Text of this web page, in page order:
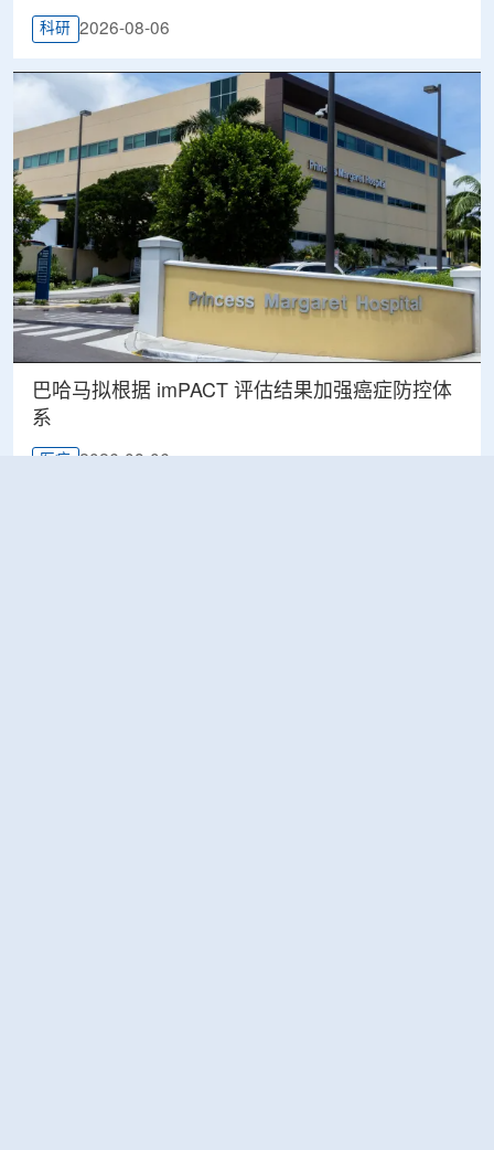
科研 2026-08-06
巴哈马拟根据 imPACT 评估结果加强癌症防控体
系
医疗 2026-08-06